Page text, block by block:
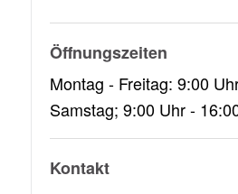
Öffnungszeiten
Montag - Freitag: 9:00
Samstag; 9:00 Uhr -
Kontakt